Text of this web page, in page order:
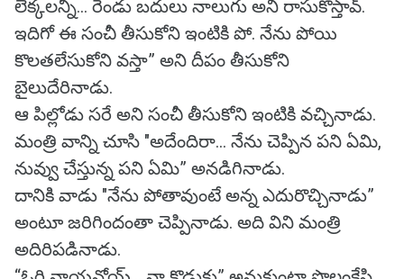
లెక్కలన్నీ... రెండు బదులు నాలుగు అని రాసుకొస్తావ్.
ఇదిగో ఈ సంచీ తీసుకోని ఇంటికి పో. నేను పోయి
కొలతలేసుకోని వస్తా” అని దీపం తీసుకోని
బైలుదేరినాడు.
ఆ పిల్లోడు సరే అని సంచీ తీసుకోని ఇంటికి వచ్చినాడు.
మంత్రి వాన్ని చూసి "అదేందిరా... నేను చెప్పిన పని ఏమి,
నువ్వు చేస్తున్న పని ఏమి” అనడిగినాడు.
దానికి వాడు "నేను పోతావుంటే అన్న ఎదురొచ్చినాడు”
అంటూ జరిగిందంతా చెప్పినాడు. అది విని మంత్రి
అదిరిపడినాడు.